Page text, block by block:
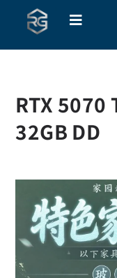
RTX 5070
32GB DD